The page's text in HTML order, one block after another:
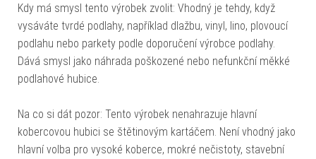
Kdy má smysl tento výrobek zvolit: Vhodný je tehdy, když
vysáváte tvrdé podlahy, například dlažbu, vinyl, lino, plovoucí
podlahu nebo parkety podle doporučení výrobce podlahy.
Dává smysl jako náhrada poškozené nebo nefunkční měkké
podlahové hubice.
Na co si dát pozor: Tento výrobek nenahrazuje hlavní
kobercovou hubici se štětinovým kartáčem. Není vhodný jako
hlavní volba pro vysoké koberce, mokré nečistoty, stavební